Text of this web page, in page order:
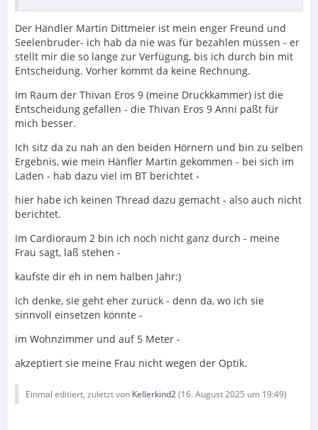
Der Händler Martin Dittmeier ist mein enger Freund und
Seelenbruder- ich hab da nie was für bezahlen müssen - er
stellt mir die so lange zur Verfügung, bis ich durch bin mit
Entscheidung. Vorher kommt da keine Rechnung.
Im Raum der Thivan Eros 9 (meine Druckkammer) ist die
Entscheidung gefallen - die Thivan Eros 9 Anni paßt für
mich besser.
Ich sitz da zu nah an den beiden Hörnern und bin zu selben
Ergebnis, wie mein Hänfler Martin gekommen - bei sich im
Laden - hab dazu viel im BT berichtet -
hier habe ich keinen Thread dazu gemacht - also auch nicht
berichtet.
Im Cardioraum 2 bin ich noch nicht ganz durch - meine
Frau sagt, laß stehen -
kaufste dir eh in nem halben Jahr:)
Ich denke, sie geht eher zurück - denn da, wo ich sie
sinnvoll einsetzen könnte -
im Wohnzimmer und auf 5 Meter -
akzeptiert sie meine Frau nicht wegen der Optik.
Einmal editiert, zuletzt von Kellerkind2(16. August 2025 um 19:49)